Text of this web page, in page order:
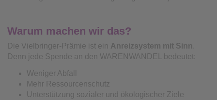
Warum machen wir das?
Die Vielbringer-Prämie ist ein Anreizsystem mit Sinn .
Denn jede Spende an den WARENWANDEL bedeutet:
Weniger Abfall
Mehr Ressourcenschutz
Unterstützung sozialer und ökologischer Ziele